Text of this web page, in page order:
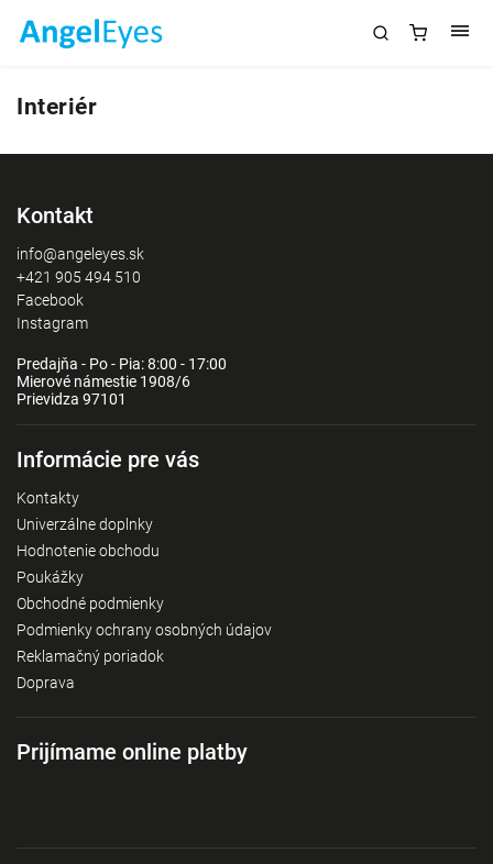
Interiér
Kontakt
info@angeleyes.sk
+421 905 494 510
Facebook
Instagram
Predajňa - Po - Pia: 8:00 - 17:00
Mierové námestie 1908/6
Prievidza 97101
Informácie pre vás
Kontakty
Univerzálne doplnky
Hodnotenie obchodu
Poukážky
Obchodné podmienky
Podmienky ochrany osobných údajov
Reklamačný poriadok
Doprava
Prijímame online platby